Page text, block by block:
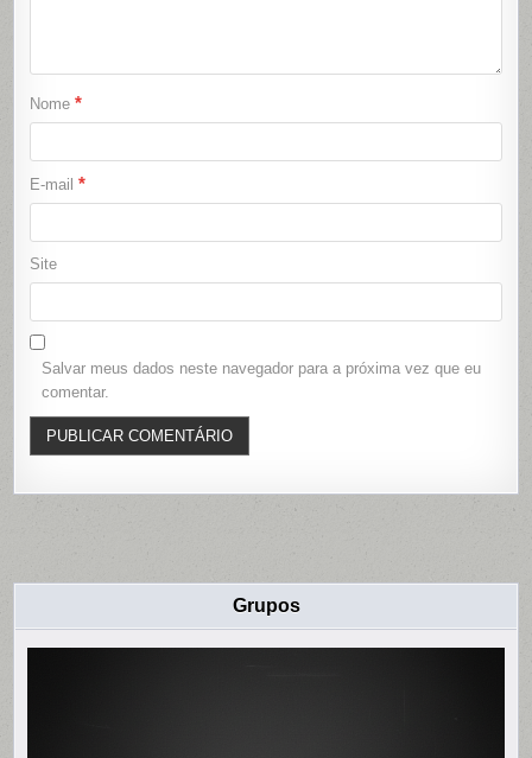
Nome*
E-mail*
Site
Salvar meus dados neste navegador para a próxima vez que eu
comentar.
Grupos